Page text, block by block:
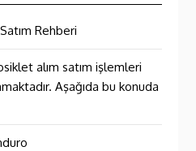
Rehberi
alım satım işlemleri
Aşağıda bu konuda